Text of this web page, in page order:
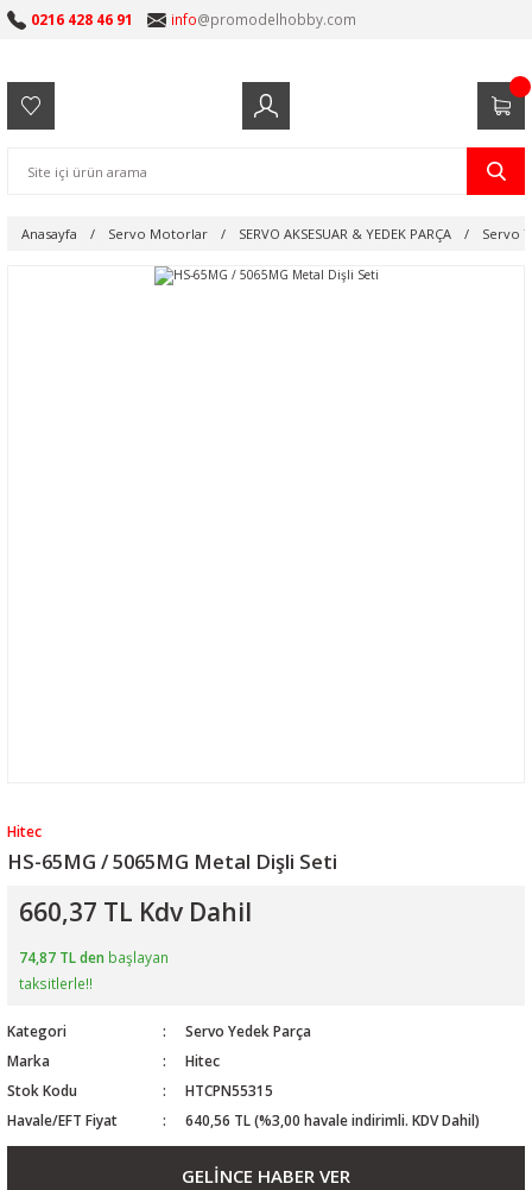
0216 428 46 91 info@promodelhobby.com
Anasayfa Servo Motorlar SERVO AKSESUAR & YEDEK PARÇA Servo
Hitec
HS-65MG / 5065MG Metal Dişli Seti
660,37 TL Kdv Dahil
74,87 TL den başlayan
taksitlerle!!
Kategori
Servo Yedek Parça
Marka
Hitec
Stok Kodu
HTCPN55315
Havale/EFT Fiyat
640,56 TL (%3,00 havale indirimli. KDV Dahil)
GELİNCE HABER VER